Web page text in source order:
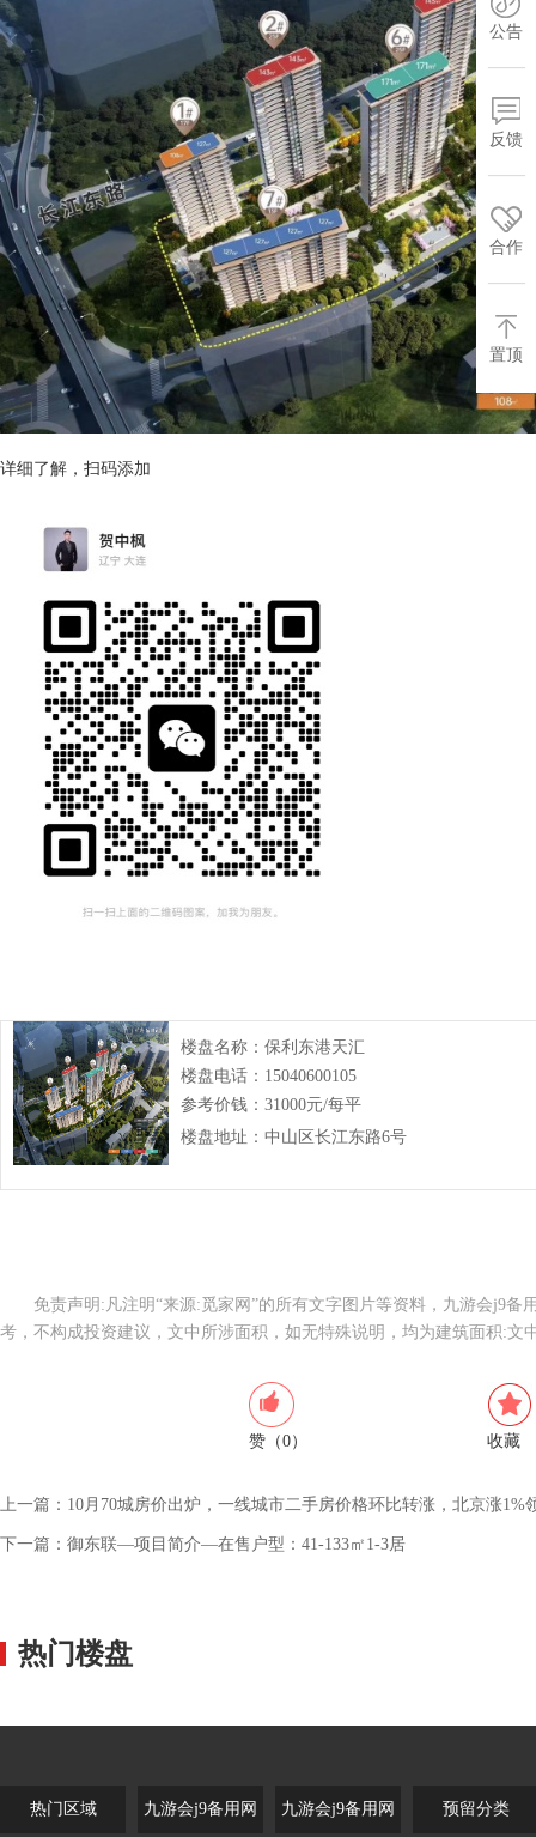
详细了解，扫码添加
楼盘名称： 保利东港天汇
楼盘电话： 15040600105
参考价钱： 31000元/每平
楼盘地址： 中山区长江东路6号
免责声明:凡注明“来源:觅家网”的所有文字图片等资料，九游会j9
考，不构成投资建议，文中所涉面积，如无特殊说明，均为建筑面积:文
赞（0） 收藏
上一篇： 10月70城房价出炉，一线城市二手房价格环比转涨，北京涨1%
下一篇： 御东联—项目简介—在售户型：41-133㎡1-3居
热门楼盘
热门区域 九游会j9备用网 九游会j9备用网 预留分类
公告
反馈
合作
置顶